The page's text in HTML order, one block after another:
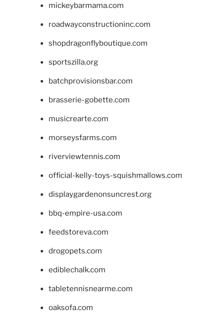
mickeybarmama.com
roadwayconstructioninc.com
shopdragonflyboutique.com
sportszilla.org
batchprovisionsbar.com
brasserie-gobette.com
musicrearte.com
morseysfarms.com
riverviewtennis.com
official-kelly-toys-squishmallows.com
displaygardenonsuncrest.org
bbq-empire-usa.com
feedstoreva.com
drogopets.com
ediblechalk.com
tabletennisnearme.com
oaksofa.com